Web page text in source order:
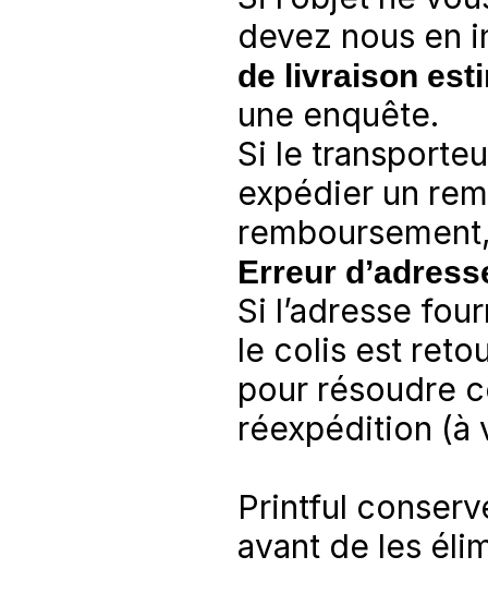
devez nous en
de livraison
une enquête.
Si le
expédier un
Erreur
Si l’adresse
le colis est
pour résoudre
réexpédition (à
Printful
avant de les